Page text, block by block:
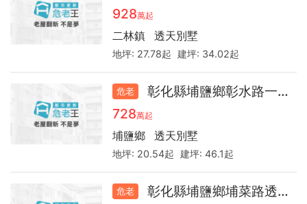
928萬起
二林鎮 透天別墅
地坪: 27.78起 建坪: 34.02起
危老
彰化縣埔鹽鄉彰水路一段透天39.7
728萬起
埔鹽鄉 透天別墅
地坪: 20.54起 建坪:46.1起
危老
彰化縣埔鹽鄉埔菜路透天厝30.8年